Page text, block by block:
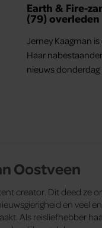
Earth & Fire-
(79) overleden
Jerney Kaagman
Haar
nieuws donderdag
Oostveen
creator. Dit deed ze
en veel
Als reisliefhebber